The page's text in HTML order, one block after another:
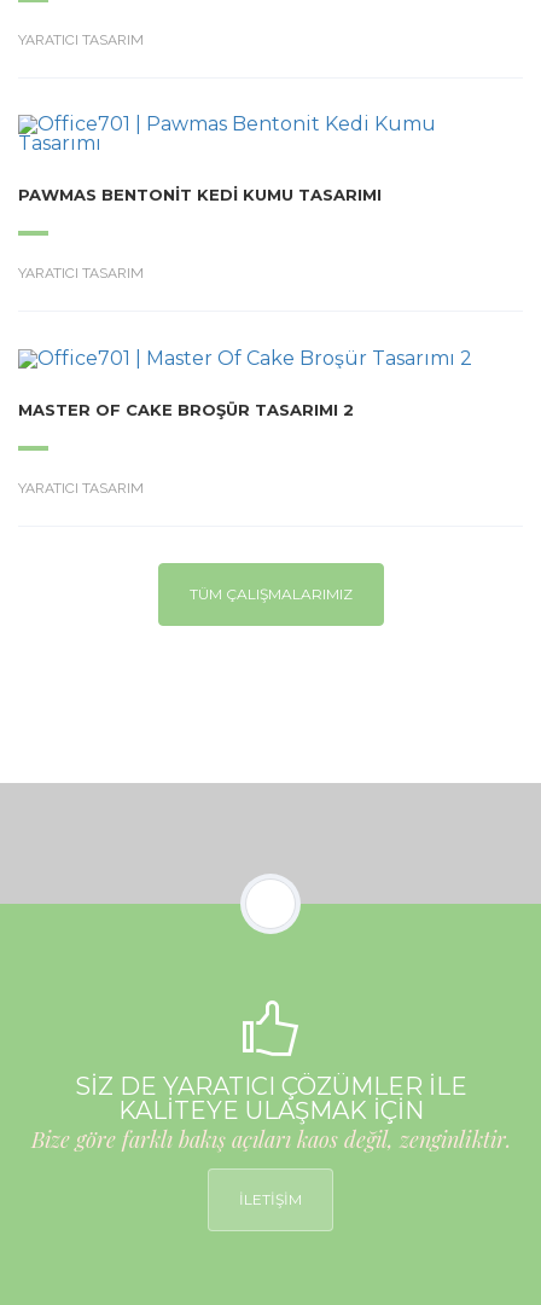
YARATICI TASARIM
PAWMAS BENTONIT KEDI KUMU TASARIMI
YARATICI TASARIM
MASTER OF CAKE BROŞÜR TASARIMI 2
YARATICI TASARIM
TÜM ÇALIŞMALARIMIZ
SİZ DE YARATICI ÇÖZÜMLER İLE
KALİTEYE ULAŞMAK İÇİN
Bize göre farklı bakış açıları kaos değil, zenginliktir.
İLETİŞİM